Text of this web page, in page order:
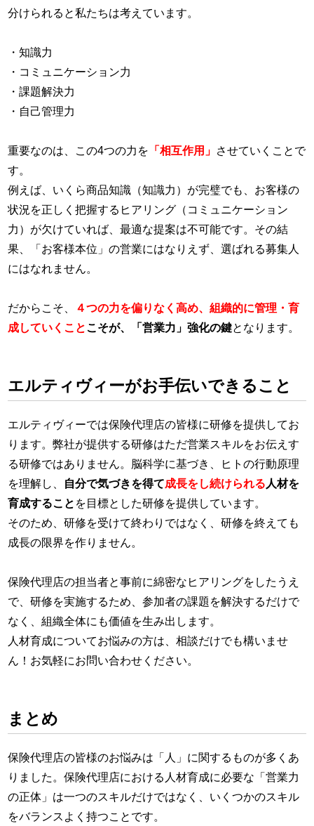
分けられると私たちは考えています。
・知識力
・コミュニケーション力
・課題解決力
・自己管理力
重要なのは、この4つの力を 「相互作用」 させていくことで
す。
例えば、いくら商品知識（知識力）が完璧でも、お客様の
状況を正しく把握するヒアリング（コミュニケーション
力）が欠けていれば、最適な提案は不可能です。その結
果、「お客様本位」の営業にはなりえず、選ばれる募集人
にはなれません。
だからこそ、
４つの力を偏りなく高め、組織的に管理・育
成していくことこそが、「営業力」強化の鍵となります。
エルティヴィーがお手伝いできること
エルティヴィーでは保険代理店の皆様に研修を提供してお
ります。弊社が提供する研修はただ営業スキルをお伝えす
る研修ではありません。脳科学に基づき、ヒトの行動原理
を理解し、
自分で気づきを得て成長をし続けられる 人材を
育成すること を目標とした研修を提供しています。
そのため、研修を受けて終わりではなく、研修を終えても
成長の限界を作りません。
保険代理店の担当者と事前に綿密なヒアリングをしたうえ
で、研修を実施するため、参加者の課題を解決するだけで
なく、組織全体にも価値を生み出します。
人材育成についてお悩みの方は、相談だけでも構いませ
ん！お気軽にお問い合わせください。
まとめ
保険代理店の皆様のお悩みは「人」に関するものが多くあ
りました。保険代理店における人材育成に必要な「営業力
の正体」は一つのスキルだけではなく、いくつかのスキル
をバランスよく持つことです。